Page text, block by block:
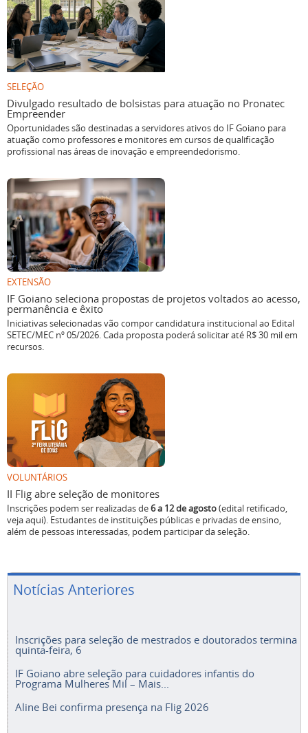
SELEÇÃO
Divulgado resultado de bolsistas para atuação no Pronatec
Empreender
Oportunidades são destinadas a servidores ativos do IF Goiano para
atuação como professores e monitores em cursos de qualificação
profissional nas áreas de inovação e empreendedorismo.
EXTENSÃO
IF Goiano seleciona propostas de projetos voltados ao acesso,
permanência e êxito
Iniciativas selecionadas vão compor candidatura institucional ao Edital
SETEC/MEC nº 05/2026. Cada proposta poderá solicitar até R$ 30 mil em
recursos.
VOLUNTÁRIOS
II Flig abre seleção de monitores
Inscrições podem ser realizadas de6 a 12 de agosto(edital retificado,
veja aqui). Estudantes de instituições públicas e privadas de ensino,
além de pessoas interessadas, podem participar da seleção.
Notícias Anteriores
Inscrições para seleção de mestrados e doutorados termina
quinta-feira, 6
IF Goiano abre seleção para cuidadores infantis do
Programa Mulheres Mil – Mais...
Aline Bei confirma presença na Flig 2026